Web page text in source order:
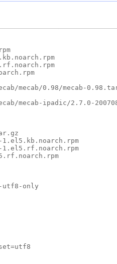
mecab/0.98/mecab-
mecab-ipadic/2.7.0-
1.el5.rf.noarch.rpm
utf8-only